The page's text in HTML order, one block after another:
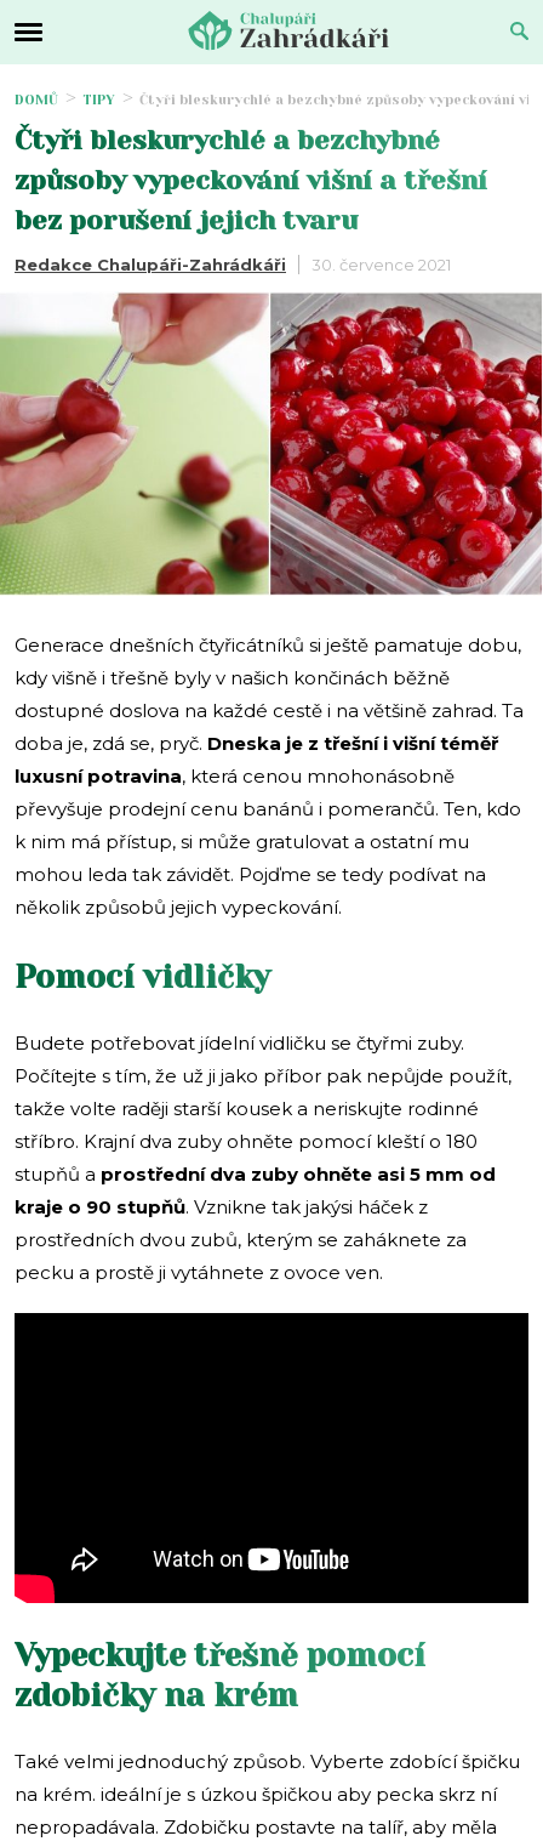
DOMŮ TIPY Čtyři bleskurychlé a bezchybné způsoby vypeckování
Čtyři bleskurychlé a bezchybné
způsoby vypeckování višní a třešní
bez porušení jejich tvaru
Redakce Chalupáři-Zahrádkáři 30. července 2021
Generace dnešních čtyřicátníků si ještě pamatuje dobu,
kdy višně i třešně byly v našich končinách běžně
dostupné doslova na každé cestě i na většině zahrad. Ta
doba je, zdá se, pryč. Dneska je z třešní i višní téměř
luxusní potravina, která cenou mnohonásobně
převyšuje prodejní cenu banánů i pomerančů. Ten, kdo
k nim má přístup, si může gratulovat a ostatní mu
mohou leda tak závidět. Pojďme se tedy podívat na
několik způsobů jejich vypeckování.
Pomocí vidličky
Budete potřebovat jídelní vidličku se čtyřmi zuby.
Počítejte s tím, že už ji jako příbor pak nepůjde použít,
takže volte raději starší kousek a neriskujte rodinné
stříbro. Krajní dva zuby ohněte pomocí kleští o 180
stupňů a prostřední dva zuby ohněte asi 5 mm od
kraje o 90 stupňů. Vznikne tak jakýsi háček z
prostředních dvou zubů, kterým se zaháknete za
pecku a prostě ji vytáhnete z ovoce ven.
Vypeckujte třešně pomocí
zdobičky na krém
Také velmi jednoduchý způsob. Vyberte zdobící špičku
na krém. ideální je s úzkou špičkou aby pecka skrz ní
nepropadávala. Zdobičku postavte na talíř, aby měla